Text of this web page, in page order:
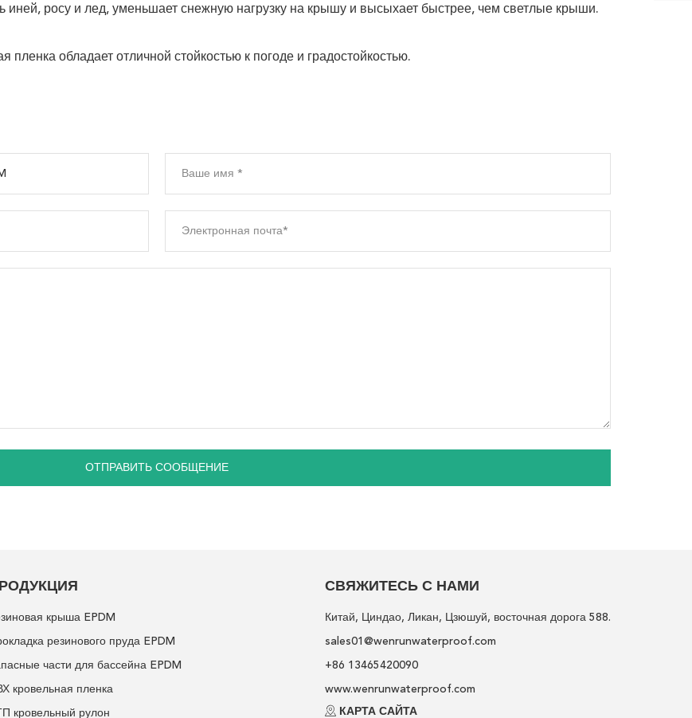
иней, росу и лед, уменьшает снежную нагрузку на крышу и высыхает быстрее, чем светлые крыши.
обладает отличной стойкостью к погоде и градостойкостью.
ОТПРАВИТЬ СООБЩЕНИЕ
крыша EPDM
резинового пруда EPDM
части для бассейна EPDM
кровельная пленка
кровельный рулон
СВЯЖИТЕСЬ С НАМИ
Китай, Циндао, Ликан, Цзюшуй, восточная дорога 588.
sales01@wenrunwaterproof.com
+86 13465420090
www.wenrunwaterproof.com
КАРТА САЙТА